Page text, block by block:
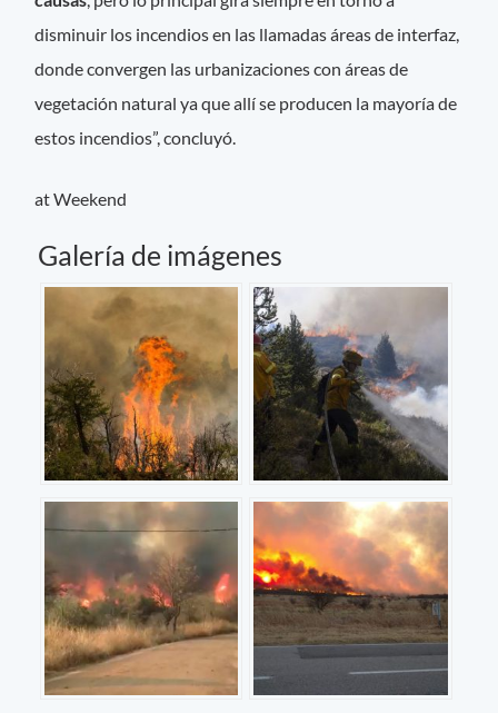
disminuir los incendios en las llamadas áreas de interfaz,
donde convergen las urbanizaciones con áreas de
vegetación natural ya que allí se producen la mayoría de
estos incendios”, concluyó.
at Weekend
Galería de imágenes